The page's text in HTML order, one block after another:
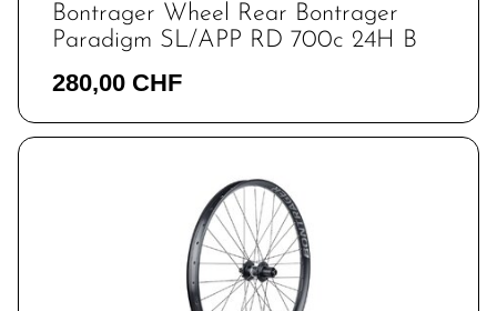
Bontrager Wheel Rear Bontrager
Paradigm SL/APP RD 700c 24H B
280,00 CHF